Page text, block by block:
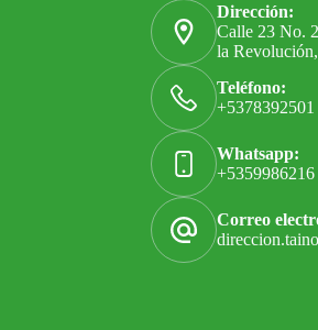
Dirección:
Calle 23 No.
la
Teléfono:
Whatsapp:
+5359986216
Correo